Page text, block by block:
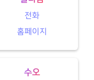
전화
홈페이지
수오